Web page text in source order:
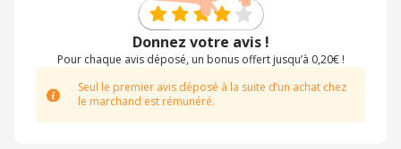
Donnez votre avis !
Pour chaque avis déposé, un bonus offert jusqu’à 0,20€ !
Seul le premier avis déposé à la suite d’un achat chez
le marchand est rémunéré.